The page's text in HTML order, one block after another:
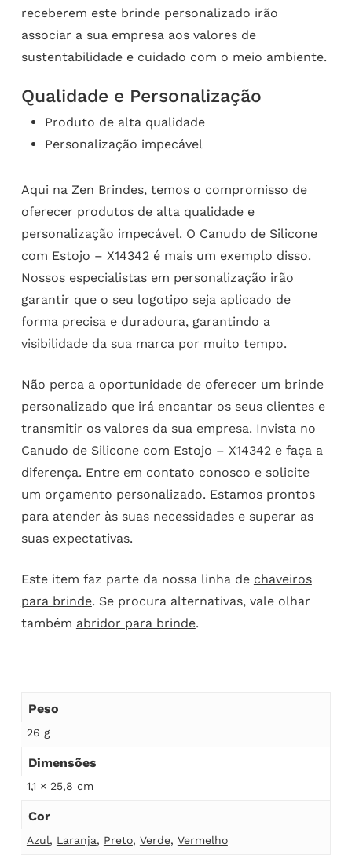
receberem este brinde personalizado irão
associar a sua empresa aos valores de
sustentabilidade e cuidado com o meio ambiente.
Qualidade e Personalização
Produto de alta qualidade
Personalização impecável
Aqui na Zen Brindes, temos o compromisso de
oferecer produtos de alta qualidade e
personalização impecável. O Canudo de Silicone
com Estojo – X14342 é mais um exemplo disso.
Nossos especialistas em personalização irão
garantir que o seu logotipo seja aplicado de
forma precisa e duradoura, garantindo a
visibilidade da sua marca por muito tempo.
Não perca a oportunidade de oferecer um brinde
personalizado que irá encantar os seus clientes e
transmitir os valores da sua empresa. Invista no
Canudo de Silicone com Estojo – X14342 e faça a
diferença. Entre em contato conosco e solicite
um orçamento personalizado. Estamos prontos
para atender às suas necessidades e superar as
suas expectativas.
Este item faz parte da nossa linha de chaveiros
para brinde. Se procura alternativas, vale olhar
também abridor para brinde.
Peso
26 g
Dimensões
1,1 × 25,8 cm
Cor
Azul, Laranja, Preto, Verde, Vermelho